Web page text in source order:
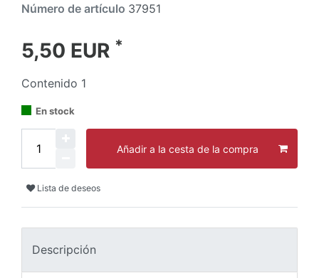
Número de artículo 37951
5,50 EUR *
Contenido 1
En stock
Añadir a la cesta de la compra
Lista de deseos
Descripción